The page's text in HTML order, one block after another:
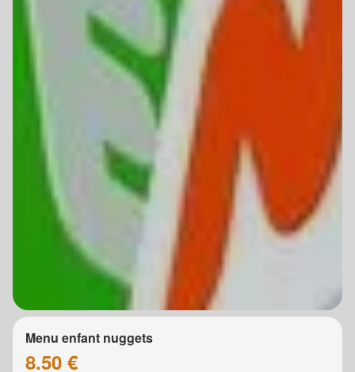
Menu enfant nuggets
8.50 €